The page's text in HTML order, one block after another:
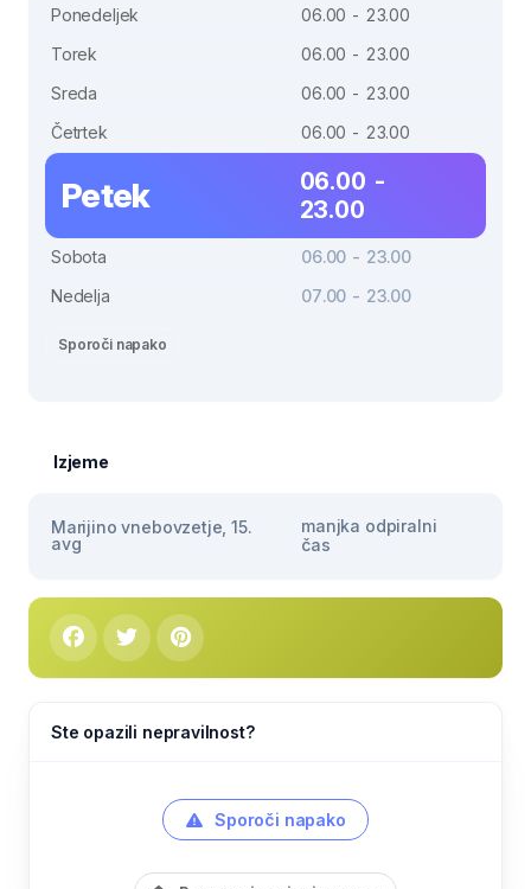
Ponedeljek
06.00 - 23.00
Torek
06.00 - 23.00
Sreda
06.00 - 23.00
Četrtek
06.00 - 23.00
Petek
06.00 -
23.00
Sobota
06.00 - 23.00
Nedelja
07.00 - 23.00
Sporoči napako
Izjeme
Marijino vnebovzetje, 15.
avg
manjka odpiralni
čas
Ste opazili nepravilnost?
Sporoči napako